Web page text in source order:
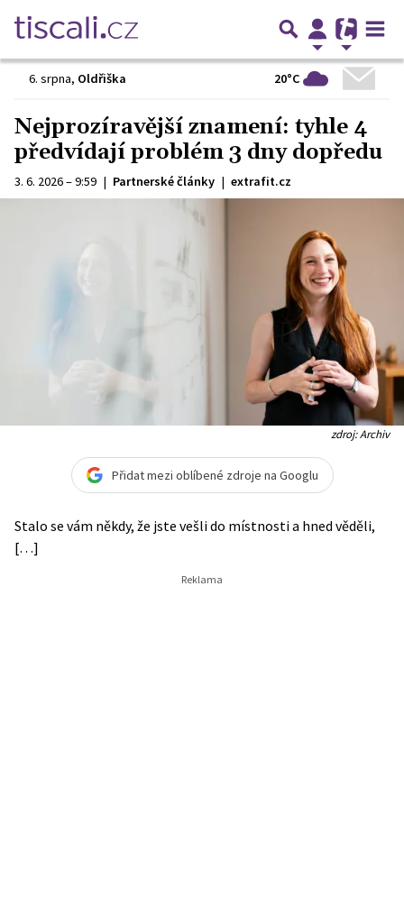
6. srpna, Oldřiška 20°C
Nejprozíravější znamení: tyhle 4
předvídají problém 3 dny dopředu
3. 6. 2026 – 9:59 | Partnerské články | extrafit.cz
zdroj: Archiv
Přidat mezi oblíbené zdroje na Googlu
Stalo se vám někdy, že jste vešli do místnosti a hned věděli,
[…]